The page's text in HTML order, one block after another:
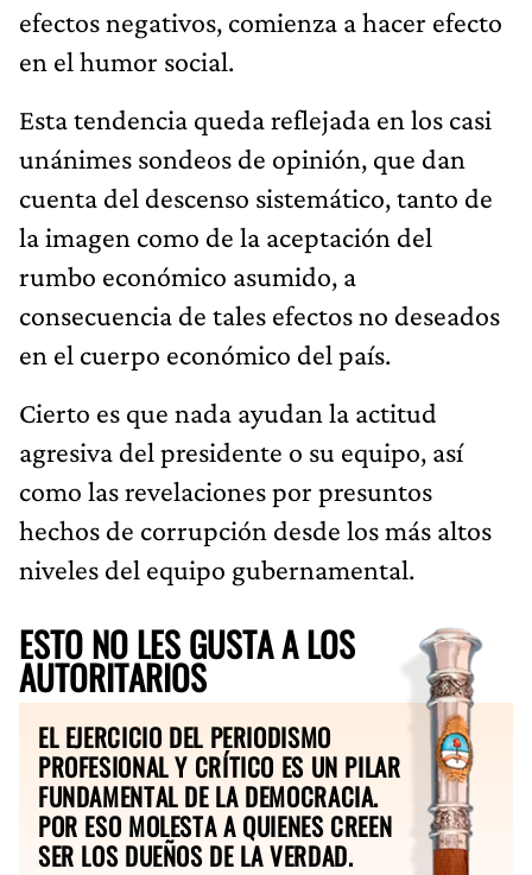
efectos negativos, comienza a hacer efecto
en el humor social.
Esta tendencia queda reflejada en los casi
unánimes sondeos de opinión, que dan
cuenta del descenso sistemático, tanto de
la imagen como de la aceptación del
rumbo económico asumido, a
consecuencia de tales efectos no deseados
en el cuerpo económico del país.
Cierto es que nada ayudan la actitud
agresiva del presidente o su equipo, así
como las revelaciones por presuntos
hechos de corrupción desde los más altos
niveles del equipo gubernamental.
ESTO NO LES GUSTA A LOS
AUTORITARIOS
EL EJERCICIO DEL PERIODISMO
PROFESIONAL Y CRÍTICO ES UN PILAR
FUNDAMENTAL DE LA DEMOCRACIA.
POR ESO MOLESTA A QUIENES CREEN
SER LOS DUEÑOS DE LA VERDAD.